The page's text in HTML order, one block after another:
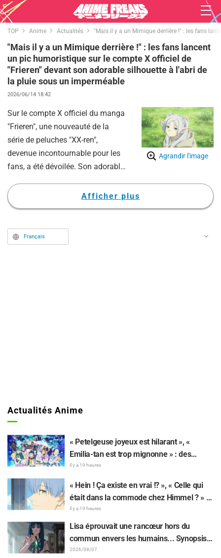
TOP Anime Actualités "Mais il y a un Mimique derrière !" : les fans
"Mais il y a un Mimique derrière !" : les fans lancent
un pic humoristique sur le compte X officiel de
"Frieren" devant son adorable silhouette à l'abri de
la pluie sous un imperméable
2026/06/14 18:42
Agrandir l'image
Sur le compte X officiel du manga
"Frieren", une nouveauté de la
série de peluches "XX-ren",
devenue incontournable pour les
fans, a été dévoilée. Son adorable
sous un imperméable fait
énormément parler d'elle.
Afficher plus
Français
Actualités Anime
« Petelgeuse joyeux est hilarant », «
Emilia-tan est trop mignonne » : des
réactions enthousiastes après la
ans de l'anime « Re:Zero - Starting Life in
Another World »
il y a 19 heures
« Hein ! Ça existe en vrai !? », « Celle qui
était dans la commode chez Himmel ? » :
l’exposition de la « corne du Dragon Noir »
apparue dans l’épisode 1 de « Frieren »
laisse les fans stupéfaits
il y a 19 heures
Lisa éprouvait une rancœur hors du
commun envers les humains... Synopsis
et premières images de l'épisode 6 de
2026/08/07